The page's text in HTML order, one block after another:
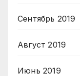
Сентябрь 2019
Август 2019
Июнь 2019